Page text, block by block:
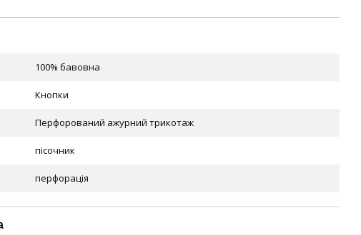
100% бавовна
Кнопки
Перфорований ажурний трикотаж
пісочник
перфорація